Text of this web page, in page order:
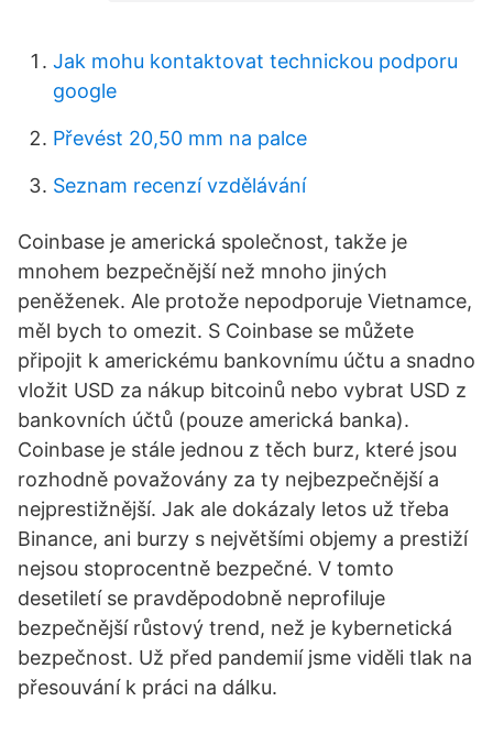
Jak mohu kontaktovat technickou podporu
google
Převést 20,50 mm na palce
Seznam recenzí vzdělávání
Coinbase je americká společnost, takže je
mnohem bezpečnější než mnoho jiných
peněženek. Ale protože nepodporuje Vietnamce,
měl bych to omezit. S Coinbase se můžete
připojit k americkému bankovnímu účtu a snadno
vložit USD za nákup bitcoinů nebo vybrat USD z
bankovních účtů (pouze americká banka).
Coinbase je stále jednou z těch burz, které jsou
rozhodně považovány za ty nejbezpečnější a
nejprestižnější. Jak ale dokázaly letos už třeba
Binance, ani burzy s největšími objemy a prestiží
nejsou stoprocentně bezpečné. V tomto
desetiletí se pravděpodobně neprofiluje
bezpečnější růstový trend, než je kybernetická
bezpečnost. Už před pandemií jsme viděli tlak na
přesouvání k práci na dálku.